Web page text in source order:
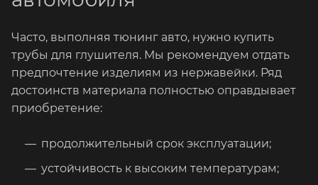
Часто, выполняя тюнинг авто, нужно купить
трубы для глушителя. Мы рекомендуем отдать
предпочтение изделиям из нержавейки. Ряд
достоинств материала полностью оправдывает
приобретение:
продолжительный срок эксплуатации;
устойчивость к высоким температурам;